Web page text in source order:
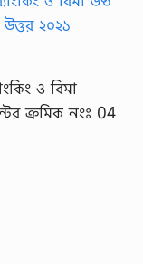
ও বিমা
ক্রমিক নংঃ 04